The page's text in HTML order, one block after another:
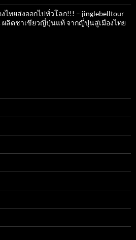
ทยส่งออกไปทั่วโลก!!! – jinglebelltour
ผลิตชาเขียวญี่ปุ่นแท้ จากญี่ปุ่นสู่เมืองไทย